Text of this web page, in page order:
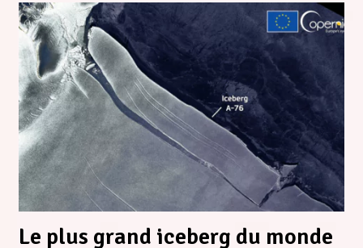
Le plus grand iceberg du monde